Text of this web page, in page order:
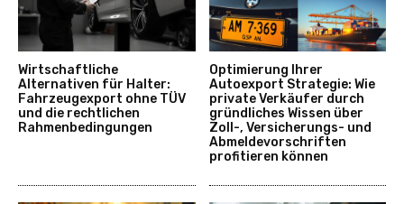
Wirtschaftliche
Alternativen für Halter:
Fahrzeugexport ohne TÜV
und die rechtlichen
Rahmenbedingungen
Optimierung Ihrer
Autoexport Strategie: Wie
private Verkäufer durch
gründliches Wissen über
Zoll-, Versicherungs- und
Abmeldevorschriften
profitieren können